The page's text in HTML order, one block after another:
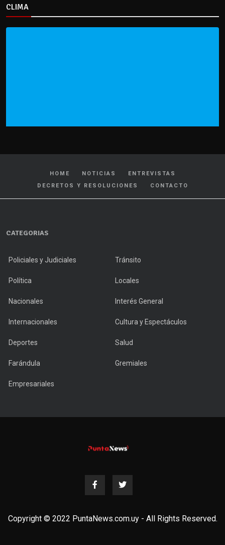
CLIMA
HOME NOTICIAS
ENTREVISTAS
DECRETOS Y RESOLUCIONES
CONTACTO
CATEGORIAS
Policiales y Judiciales Tránsito
Política Locales
Nacionales Interés General
Internacionales Cultura y Espectáculos
Deportes Salud
Farándula Gremiales
Empresariales
Copyright © 2022 PuntaNews.com.uy - All Rights Reserved.